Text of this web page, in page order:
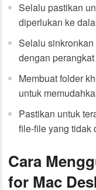
Selalu pastikan
diperlukan ke
Selalu
dengan
Membuat folder
untuk
Pastikan untuk
file-file yang tidak
Cara
for Mac